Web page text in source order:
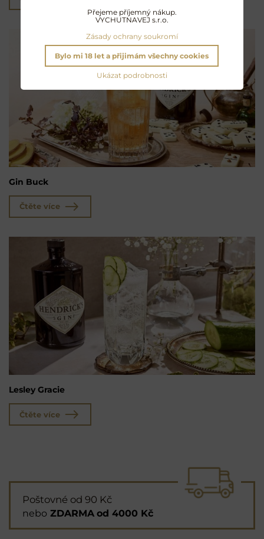
Gin Buck
Čtěte více
Lesley Gracie
Čtěte více
Poštovné od 90 Kč
nebo ZDARMA od 4000 Kč
Přejeme příjemný nákup.
VYCHUTNAVEJ s.r.o.
Zásady ochrany soukromí
Ukázat podrobnosti
Bylo mi 18 let a přijimám všechny cookies